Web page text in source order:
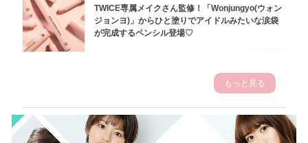
TWICE専属メイクさん監修！「Wonjungyo(ウォン
ジョンヨ)」からひと塗りでアイドルみたいな涙袋
が完成するペンシル登場♡
もっと見る